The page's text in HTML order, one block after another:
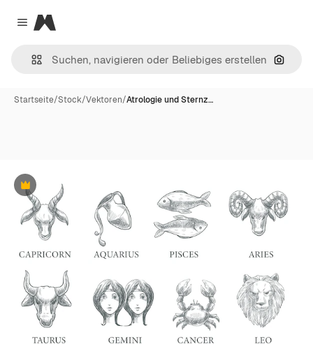
Close menu
Magnific
Nach
Startseite/Stock/Vektoren/Atrologie und Sternz…
Premium